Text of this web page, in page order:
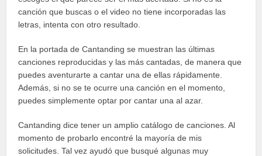
canción que buscas o el video no tiene incorporadas las
letras, intenta con otro resultado.
En la portada de Cantanding se muestran las últimas
canciones reproducidas y las más cantadas, de manera que
puedes aventurarte a cantar una de ellas rápidamente.
Además, si no se te ocurre una canción en el momento,
puedes simplemente optar por cantar una al azar.
Cantanding dice tener un amplio catálogo de canciones. Al
momento de probarlo encontré la mayoría de mis
solicitudes. Tal vez ayudó que busqué algunas muy